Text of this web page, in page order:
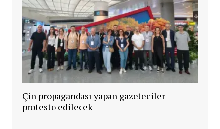
Çin propagandası yapan gazeteciler
protesto edilecek